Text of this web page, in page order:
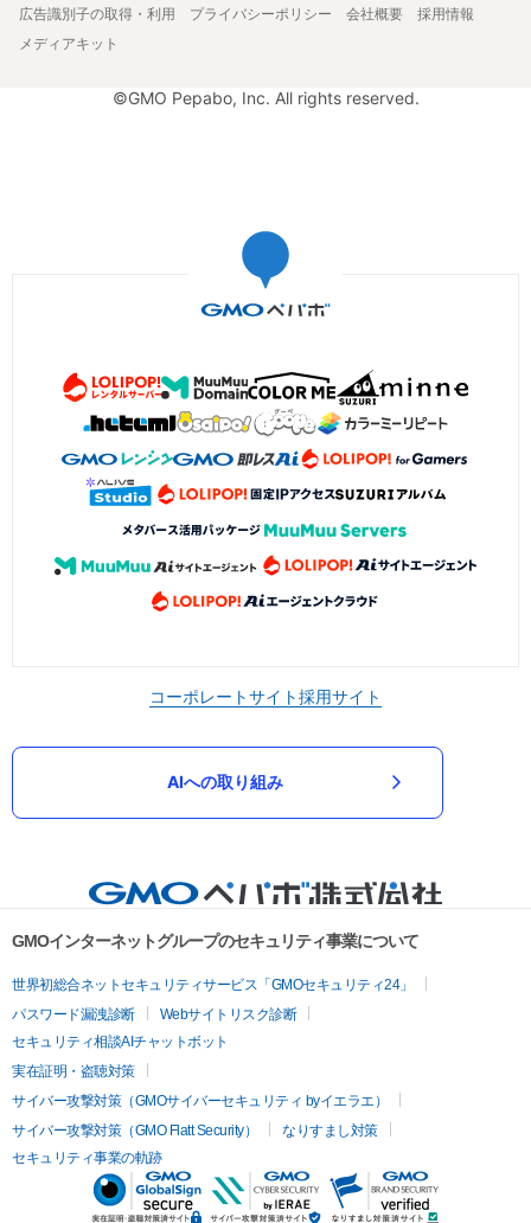
広告識別子の取得・利用
プライバシーポリシー 会社概要
採用情報
メディアキット
©GMO Pepabo, Inc. All rights reserved.
コーポレートサイト採用サイト
AIへの取り組み
GMOインターネットグループのセキュリティ事業について
世界初総合ネットセキュリティサービス「GMOセキュリティ24」
パスワード漏洩診断
Webサイトリスク診断
セキュリティ相談AIチャットボット
実在証明・盗聴対策
サイバー攻撃対策（GMOサイバーセキュリティ byイエラエ）
サイバー攻撃対策（GMO Flatt Security）
なりすまし対策
セキュリティ事業の軌跡